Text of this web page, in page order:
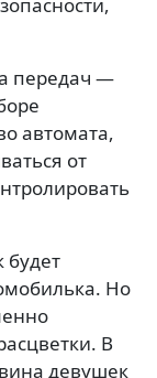
передач —
автомата,
от
будет
Но
В
девушек